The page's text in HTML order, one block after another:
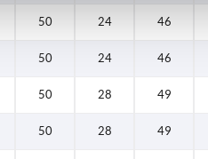
50 24 46
50 24 46
50 28 49
50 28 49